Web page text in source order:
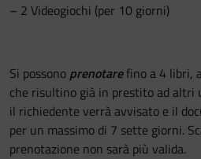
– 2 Videogiochi (per 10 giorni)
Si possono prenotarefino a 4 libri,
che risultino già in prestito ad altri
il richiedente verrà avvisato e il
per un massimo di 7 sette giorni.
prenotazione non sarà più valida.